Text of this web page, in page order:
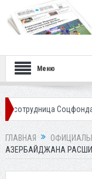
Меню
Соцфонда получила
ГЛАВНАЯ
АЗЕРБАЙДЖАНА